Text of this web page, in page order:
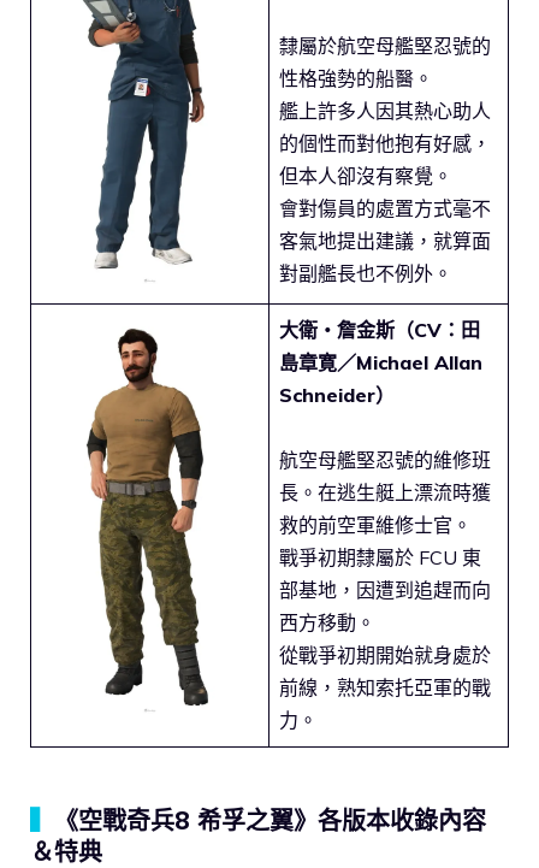
隸屬於航空母艦堅忍號的
性格強勢的船醫。
艦上許多人因其熱心助人
的個性而對他抱有好感，
但本人卻沒有察覺。
會對傷員的處置方式毫不
客氣地提出建議，就算面
對副艦長也不例外。
大衛・詹金斯（CV：田
島章寛／Michael Allan
Schneider）
航空母艦堅忍號的維修班
長。在逃生艇上漂流時獲
救的前空軍維修士官。
戰爭初期隸屬於 FCU 東
部基地，因遭到追趕而向
西方移動。
從戰爭初期開始就身處於
前線，熟知索托亞軍的戰
力。
《空戰奇兵8 希孚之翼》各版本收錄內容
＆特典